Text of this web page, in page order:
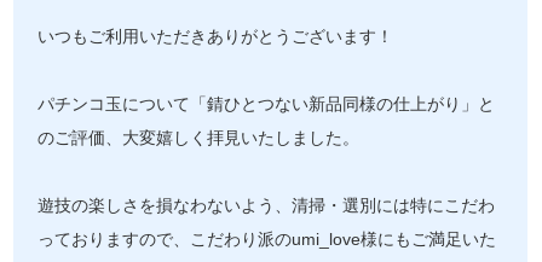
いつもご利用いただきありがとうございます！
パチンコ玉について「錆ひとつない新品同様の仕上がり」と
のご評価、大変嬉しく拝見いたしました。
遊技の楽しさを損なわないよう、清掃・選別には特にこだわ
っておりますので、こだわり派のumi_love様にもご満足いた